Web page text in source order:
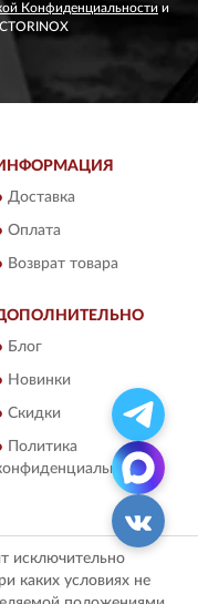
Конфиденциальности и
Доставка
Оплата
Возврат товара
Блог
Новинки
Скидки
Политика
исключительно
каких условиях не